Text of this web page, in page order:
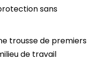
sans
trousse de premiers
de travail